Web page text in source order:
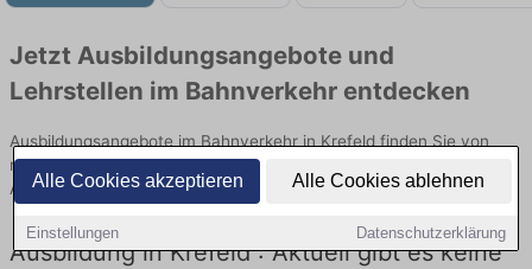
Alle Cookies akzeptieren Alle Cookies ablehnen
Einstellungen Datenschutzerklärung
Jetzt Ausbildungsangebote und
Lehrstellen im Bahnverkehr entdecken
Ausbildungsangebote im Bahnverkehr in Krefeld finden Sie von
namhaften Firmen. Entdecken Sie freie Optionen von Top-
Arbeitgebern und bewerben Sie sich noch heute.
Ausbildung in Krefeld : Aktuell gibt es keine